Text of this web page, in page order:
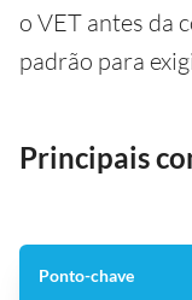
o VET antes da
padrão para
Principais
Ponto-chave